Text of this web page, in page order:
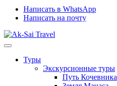
Написать в WhatsApp
Написать на почту
Туры
Экскурсионные туры
Путь Кочевника